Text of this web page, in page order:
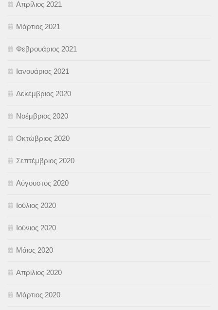
Απρίλιος 2021
Μάρτιος 2021
Φεβρουάριος 2021
Ιανουάριος 2021
Δεκέμβριος 2020
Νοέμβριος 2020
Οκτώβριος 2020
Σεπτέμβριος 2020
Αύγουστος 2020
Ιούλιος 2020
Ιούνιος 2020
Μάιος 2020
Απρίλιος 2020
Μάρτιος 2020